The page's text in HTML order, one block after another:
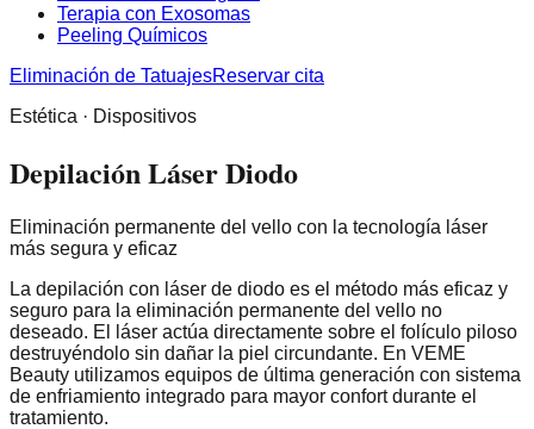
Terapia con Exosomas
Peeling Químicos
Eliminación de TatuajesReservar cita
Estética · Dispositivos
Depilación Láser Diodo
Eliminación permanente del vello con la tecnología láser
más segura y eficaz
La depilación con láser de diodo es el método más eficaz y
seguro para la eliminación permanente del vello no
deseado. El láser actúa directamente sobre el folículo piloso
destruyéndolo sin dañar la piel circundante. En VEME
Beauty utilizamos equipos de última generación con sistema
de enfriamiento integrado para mayor confort durante el
tratamiento.